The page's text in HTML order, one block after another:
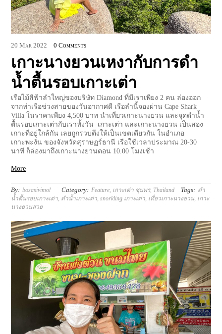
20 Mar 2022 0 Comments
เกาะนางยวนเหงากับการดำ
น้ำตื้นรอบเกาะเต่า
เรือไม้สีฟ้าลำใหญ่ของบริษัท Diamond ที่มีเราเพียง 2 คน ล่องออก
จากท่าเรือช่วงสายของวันอากาศดี เรือลำนี้จองผ่าน Cape Shark
Villa ในราคาเพียง 4,500 บาท นำเที่ยวเกาะนางยวน และจุดดำน้ำ
ตื้นรอบเกาะเต่ากับเราทั้งวัน เกาะเต่า และเกาะนางยวน เป็นสอง
เกาะที่อยู่ใกล้กัน เลยถูกรวบตึงให้เป็นเขตเดียวกัน ในอำเภอ
เกาะพะงัน ของจังหวัดสุราษฏร์ธานี เรือใช้เวลาประมาณ 20-30
นาที ก็ล่องมาถึงเกาะนางยวนตอน 10.00 โมงเช้า
More
By: bosasivimol Category: Feature เกาะเต่า ชุมพร, Thailand Tags: ดำ
น้ำตื้นรอบเกาะเต่า ดำน้ำเกาะเต่า ,snorkling เกาะเต่า เที่ยวเกาะนางยวน เกาะ
นางยวนสวย